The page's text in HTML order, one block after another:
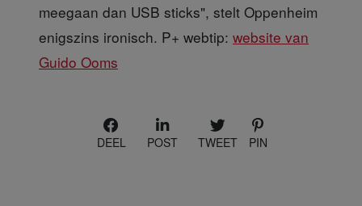
meegaan dan USB sticks", stelt Oppenheim
enigszins ironisch. P+ webtip: website van
Guido Ooms
DEEL POST TWEET PIN